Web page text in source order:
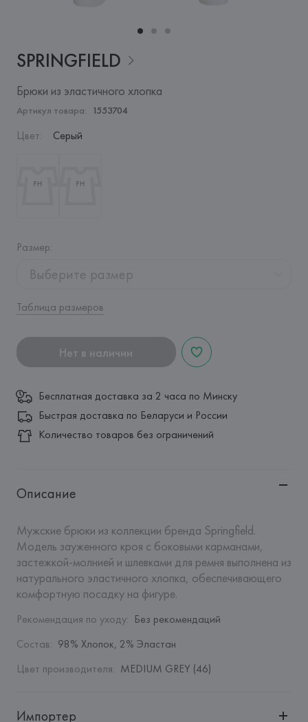
SPRINGFIELD
Брюки из эластичного хлопка
Артикул товара: 1553704
Цвет: Серый
Размер:
Выберите размер
Таблица размеров
Нет в наличии
Бесплатная доставка за 2 часа по Минску
Быстрая доставка по Беларуси и России
Количество товаров без ограничений
Описание
Мужские брюки из коллекции бренда Springfield.
Модель зауженного кроя с боковыми карманами,
застежкой-молнией и шлевками для ремня выполнена из
натурального эластичного хлопка, обеспечивающего
комфортную посадку на фигуре.
Рекомендация по уходу: Без рекомендаций
Состав: 98% Хлопок, 2% Эластан
Цвет производителя: MEDIUM GREY (46)
Импортер